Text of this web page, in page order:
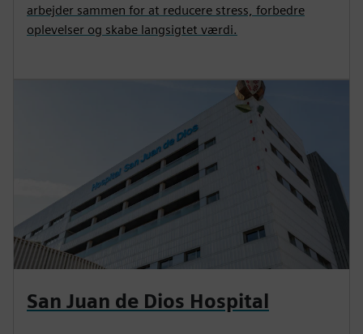
arbejder sammen for at reducere stress, forbedre
oplevelser og skabe langsigtet værdi.
San Juan de Dios Hospital